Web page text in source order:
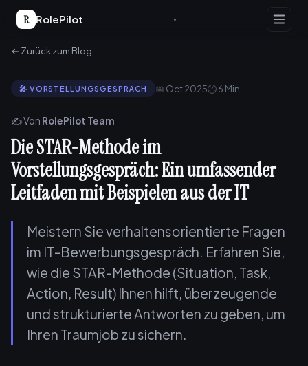
R RolePilot
← Zurück zum Blog
🎤 VORSTELLUNGSGESPRÄCH 📅 Oct 2025🕐 6 Min.
✍️ Von RolePilot Team
Die STAR-Methode im
Vorstellungsgespräch: Ein umfassender
Leitfaden mit Beispielen aus der IT
Meistern Sie verhaltensorientierte Fragen
im IT-Bewerbungsgespräch. Erfahren Sie,
wie die STAR-Methode (Situation, Task,
Action, Result) Ihnen hilft, überzeugende
und strukturierte Antworten zu geben, um
Ihren Traumjob zu sichern.